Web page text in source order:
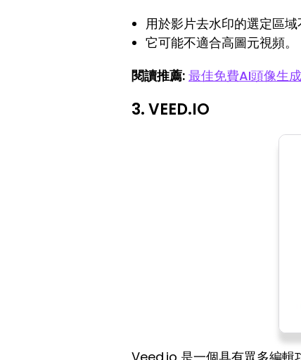
用於影片去水印的選定區域
它可能不適合高圖元視頻。
閱讀推薦: 最佳免費AI頭像生
3. VEED.IO